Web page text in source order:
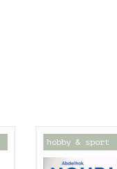
hobby & sport